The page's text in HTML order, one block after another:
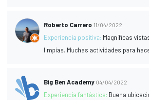
Roberto Carrero 11/04/2022
Experiencia positiva: Magníficas
limpias. Muchas actividades para
Big Ben Academy 04/04/2022
Experiencia fantástica: Buena